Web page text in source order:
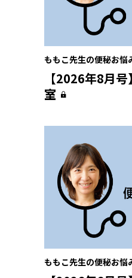
ももこ先生の便秘お悩
【2026年8月
室
ももこ先生の便秘お悩